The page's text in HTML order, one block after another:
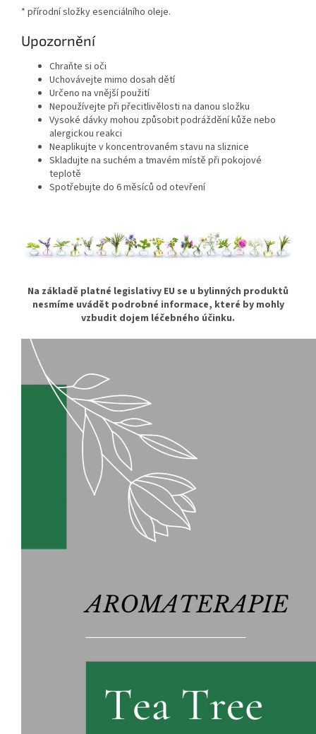
* přírodní složky esenciálního oleje.
Upozornění
Chraňte si oči
Uchovávejte mimo dosah dětí
Určeno na vnější použití
Nepoužívejte při přecitlivělosti na danou složku
Vysoké dávky mohou způsobit podráždění kůže nebo
alergickou reakci
Neaplikujte v koncentrovaném stavu na sliznice
Skladujte na suchém a tmavém místě při pokojové
teplotě
Spotřebujte do 6 měsíců od otevření
Na základě platné legislativy EU se u bylinných produktů
nesmíme uvádět podrobné informace, které by mohly
vzbudit dojem léčebného účinku.